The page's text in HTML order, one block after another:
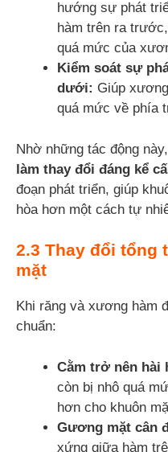
hướng sự phát
hàm trên ra
quá mức của
Kiểm soát sự
dưới: Giúp
quá mức về phía
Nhờ những tác động này,
làm thay đổi đáng kể
đoạn phát triển, giúp
hòa hơn một cách tự
2.3 Thay đổi tổng
mặt
Khi răng và xương hàm
chuẩn:
Cằm trở nên hài
còn bị nhô quá
hơn cho khuôn
Gương mặt cân
xứng giữa hàm